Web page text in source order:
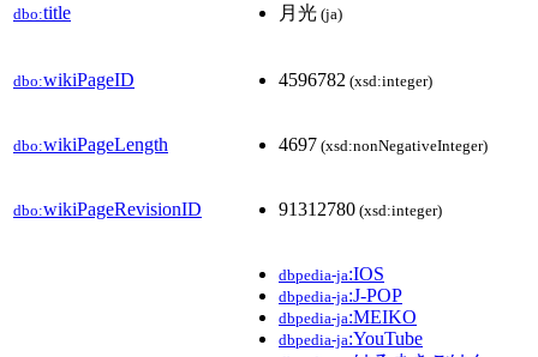
dbo:title 月光 (ja)
dbo:wikiPageID 4596782 (xsd:integer)
dbo:wikiPageLength 4697 (xsd:nonNegativeInteger)
dbo:wikiPageRevisionID 91312780 (xsd:integer)
dbpedia-ja:IOS
dbpedia-ja:J-POP
dbpedia-ja:MEIKO
dbpedia-ja:YouTube